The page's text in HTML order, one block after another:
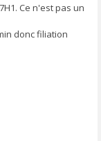
Ce n'est pas un
donc filiation